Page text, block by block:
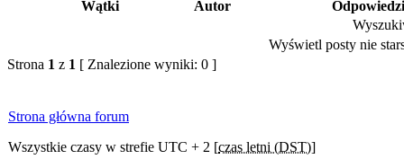
Wątki Autor
Wyświetl posty nie
Strona 1 z 1 [ Znalezione wyniki: 0 ]
Strona główna forum
Wszystkie czasy w strefie UTC + 2 [czas letni (DST)]